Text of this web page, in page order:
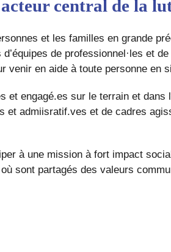
central de la
et les familles en grande
de professionnel·les et
en aide à toute personne en
et engagé.es sur le terrain et
et admiisratif.ves et de cadres
à une mission à fort impact
sont partagés des valeurs